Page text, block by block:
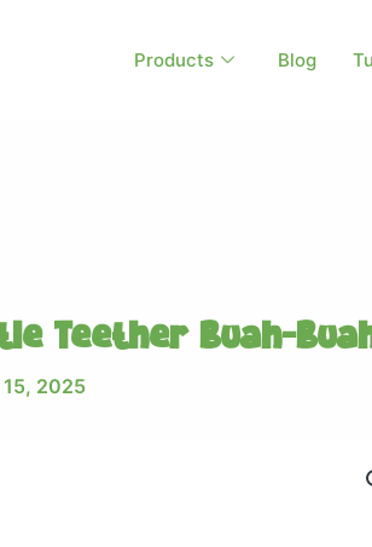
Products Blog
Teether Buah-
2025